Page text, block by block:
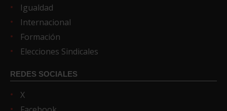
Igualdad
Internacional
Formación
Elecciones Sindicales
REDES SOCIALES
X